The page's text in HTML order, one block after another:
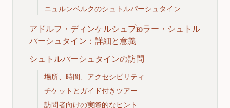
ニュルンベルクのシュトルパーシュタイン
アドルフ・ディンケルシュプюラー・シュトル
パーシュタイン：詳細と意義
シュトルパーシュタインの訪問
場所、時間、アクセシビリティ
チケットとガイド付きツアー
訪問者向けの実際的なヒント